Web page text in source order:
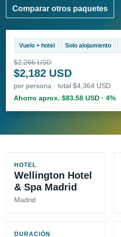
Comparar otros paquetes
Vuelo + hotel Solo alojamiento
$2,266 USD
$2,182 USD
por persona · total $4,364 USD
Ahorro aprox. $83.58 USD · 4%
HOTEL
Wellington Hotel
& Spa Madrid
Madrid
DURACIÓN